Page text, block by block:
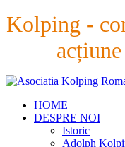
Kolping -
HOME
DESPRE NOI
Istoric
Adolph